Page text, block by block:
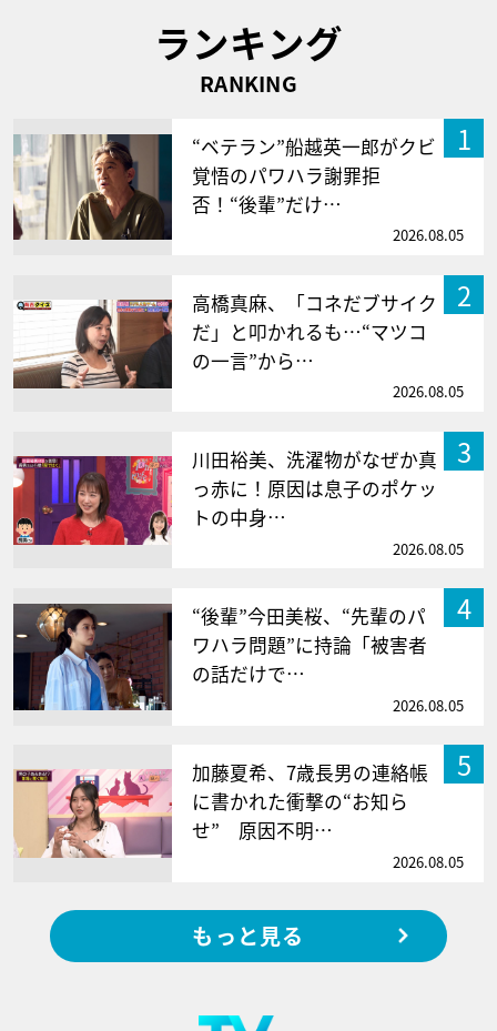
ランキング
RANKING
1
“ベテラン”船越英一郎がクビ
覚悟のパワハラ謝罪拒
否！“後輩”だけ…
2026.08.05
2
高橋真麻、「コネだブサイク
だ」と叩かれるも…“マツコ
の一言”から…
2026.08.05
3
川田裕美、洗濯物がなぜか真
っ赤に！原因は息子のポケッ
トの中身…
2026.08.05
4
“後輩”今田美桜、“先輩のパ
ワハラ問題”に持論「被害者
の話だけで…
2026.08.05
5
加藤夏希、7歳長男の連絡帳
に書かれた衝撃の“お知ら
せ” 原因不明…
2026.08.05
もっと見る